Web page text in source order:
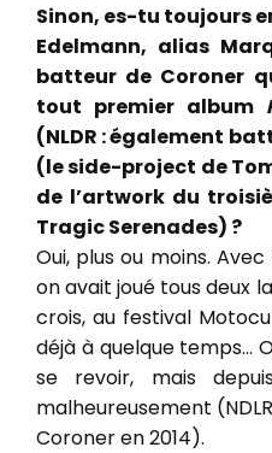
Sinon, es-tu toujours
Edelmann, alias
batteur de Coroner
tout premier album
(NLDR : également
(le side-project de
de l’artwork du
Tragic Serenades) ?
Oui, plus ou moins.
on avait joué tous deux
crois, au festival
déjà à quelque temps…
se revoir, mais
malheureusement
Coroner en 2014).